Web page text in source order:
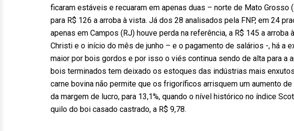
ficaram estáveis e recuaram em apenas duas – norte de Mato Grosso
para R$ 126 a arroba à vista. Já dos 28 analisados pela FNP, em 24
apenas em Campos (RJ) houve perda na referência, a R$ 145 a
Christi e o início do mês de junho – e o pagamento de salários -, há a
maior por bois gordos e por isso o viés continua sendo de alta para a
bois terminados tem deixado os estoques das indústrias mais
carne bovina não permite que os frigoríficos arrisquem um aumento
da margem de lucro, para 13,1%, quando o nível histórico no índice
quilo do boi casado castrado, a R$ 9,78.